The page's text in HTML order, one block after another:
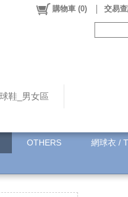
鞋_男女區
購物車 (0) 交易
OTHERS 網球衣 /